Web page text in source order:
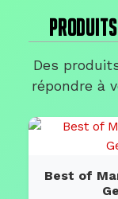
Des
répondre à
Best of